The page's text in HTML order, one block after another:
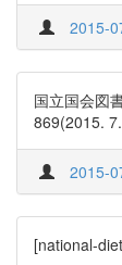
2015-
国立国会図
869(2015.
2015-
[national-